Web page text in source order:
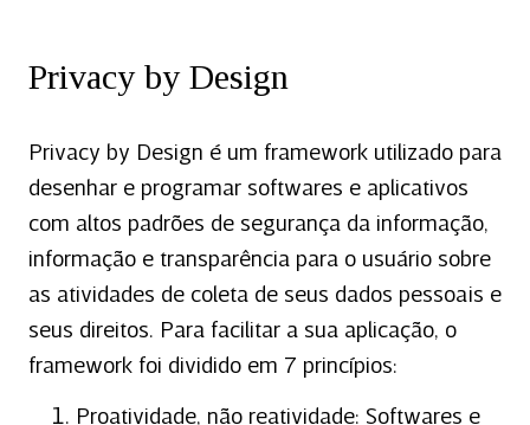
Privacy by Design
Privacy by Design é um framework utilizado para
desenhar e programar softwares e aplicativos
com altos padrões de segurança da informação,
informação e transparência para o usuário sobre
as atividades de coleta de seus dados pessoais e
seus direitos. Para facilitar a sua aplicação, o
framework foi dividido em 7 princípios:
Proatividade, não reatividade: Softwares e